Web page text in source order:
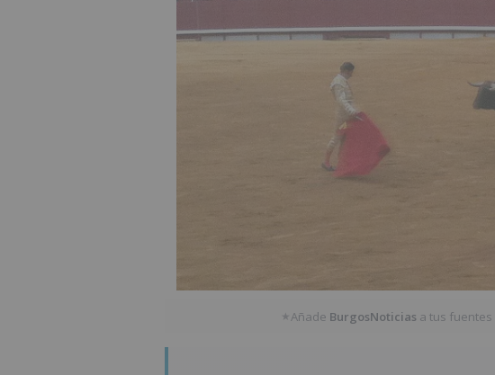
★Añade BurgosNoticias a tus